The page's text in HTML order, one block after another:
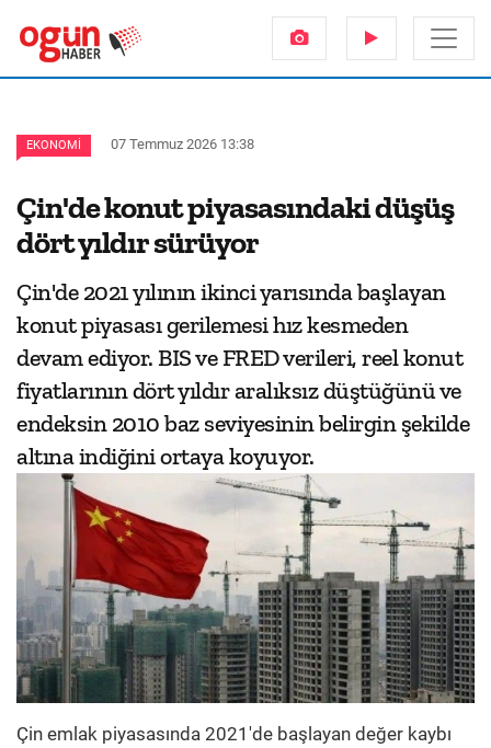
EKONOMI 07 Temmuz 2026 13:38
Çin'de konut piyasasındaki düşüş
dört yıldır sürüyor
Çin'de 2021 yılının ikinci yarısında başlayan
konut piyasası gerilemesi hız kesmeden
devam ediyor. BIS ve FRED verileri, reel konut
fiyatlarının dört yıldır aralıksız düştüğünü ve
endeksin 2010 baz seviyesinin belirgin şekilde
altına indiğini ortaya koyuyor.
Çin emlak piyasasında 2021'de başlayan değer kaybı